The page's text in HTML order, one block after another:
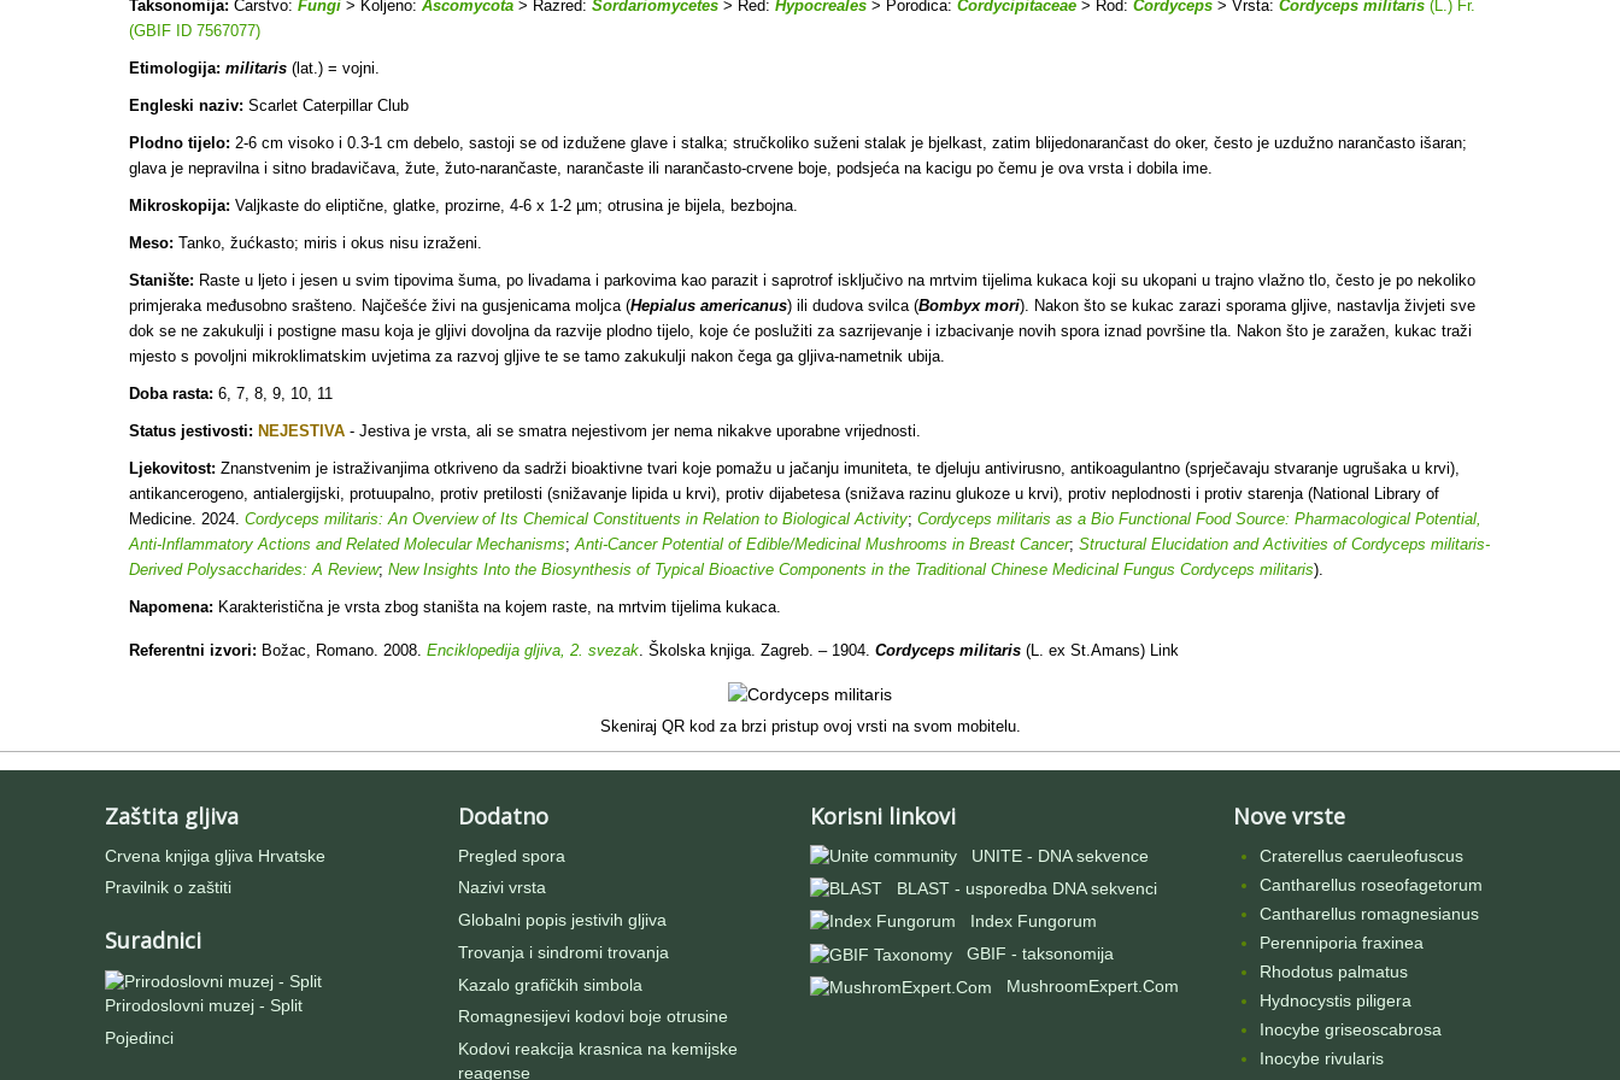
Taksonomija: Carstvo: Fungi > Koljeno: Ascomycota > Razred: Sordariomycetes > Red: Hypocreales > Porodica: Cordycipitaceae > Rod: Cordyceps > Vrsta: Cordyceps militaris (L.) Fr.
(GBIF ID 7567077)
Etimologija: militaris (lat.) = vojni.
Engleski naziv: Scarlet Caterpillar Club
Plodno tijelo: 2-6 cm visoko i 0.3-1 cm debelo, sastoji se od izdužene glave i stalka; stručkoliko suženi stalak je bjelkast, zatim blijedonarančast do oker, često je uzdužno narančasto išaran;
glava je nepravilna i sitno bradavičava, žute, žuto-narančaste, narančaste ili narančasto-crvene boje, podsjeća na kacigu po čemu je ova vrsta i dobila ime.
Mikroskopija: Valjkaste do eliptične, glatke, prozirne, 4-6 x 1-2 µm; otrusina je bijela, bezbojna.
Meso: Tanko, žućkasto; miris i okus nisu izraženi.
Stanište: Raste u ljeto i jesen u svim tipovima šuma, po livadama i parkovima kao parazit i saprotrof isključivo na mrtvim tijelima kukaca koji su ukopani u trajno vlažno tlo, često je po nekoliko
primjeraka međusobno srašteno. Najčešće živi na gusjenicama moljca (Hepialus americanus) ili dudova svilca (Bombyx mori). Nakon što se kukac zarazi sporama gljive, nastavlja živjeti sve
dok se ne zakukulji i postigne masu koja je gljivi dovoljna da razvije plodno tijelo, koje će poslužiti za sazrijevanje i izbacivanje novih spora iznad površine tla. Nakon što je zaražen, kukac traži
mjesto s povoljni mikroklimatskim uvjetima za razvoj gljive te se tamo zakukulji nakon čega ga gljiva-nametnik ubija.
Doba rasta: 6, 7, 8, 9, 10, 11
Status jestivosti: NEJESTIVA - Jestiva je vrsta, ali se smatra nejestivom jer nema nikakve uporabne vrijednosti.
Ljekovitost: Znanstvenim je istraživanjima otkriveno da sadrži bioaktivne tvari koje pomažu u jačanju imuniteta, te djeluju antivirusno, antikoagulantno (sprječavaju stvaranje ugrušaka u krvi),
antikancerogeno, antialergijski, protuupalno, protiv pretilosti (snižavanje lipida u krvi), protiv dijabetesa (snižava razinu glukoze u krvi), protiv neplodnosti i protiv starenja (National Library of
Medicine. 2024. Cordyceps militaris: An Overview of Its Chemical Constituents in Relation to Biological Activity; Cordyceps militaris as a Bio Functional Food Source: Pharmacological Potential,
Anti-Inflammatory Actions and Related Molecular Mechanisms; Anti-Cancer Potential of Edible/Medicinal Mushrooms in Breast Cancer; Structural Elucidation and Activities of Cordyceps militaris-
Derived Polysaccharides: A Review; New Insights Into the Biosynthesis of Typical Bioactive Components in the Traditional Chinese Medicinal Fungus Cordyceps militaris).
Napomena: Karakteristična je vrsta zbog staništa na kojem raste, na mrtvim tijelima kukaca.
Referentni izvori: Božac, Romano. 2008. Enciklopedija gljiva, 2. svezak . Školska knjiga. Zagreb. – 1904. Cordyceps militaris (L. ex St.Amans) Link
Skeniraj QR kod za brzi pristup ovoj vrsti na svom mobitelu.
Zaštita gljiva
Crvena knjiga gljiva Hrvatske
Pravilnik o zaštiti
Suradnici
Prirodoslovni muzej - Split
Pojedinci
Dodatno
Pregled spora
Nazivi vrsta
Globalni popis jestivih gljiva
Trovanja i sindromi trovanja
Kazalo grafičkih simbola
Romagnesijevi kodovi boje otrusine
Kodovi reakcija krasnica na kemijske
reagense
Korisni linkovi
UNITE - DNA sekvence
BLAST - usporedba DNA sekvenci
Index Fungorum
GBIF - taksonomija
MushroomExpert.Com
Nove vrste
Craterellus caeruleofuscus
Cantharellus roseofagetorum
Cantharellus romagnesianus
Perenniporia fraxinea
Rhodotus palmatus
Hydnocystis piligera
Inocybe griseoscabrosa
Inocybe rivularis